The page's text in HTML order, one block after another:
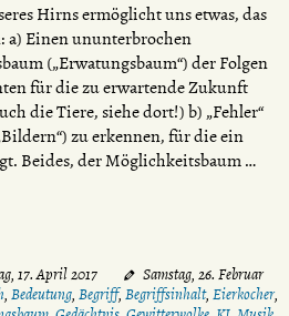
Hirns ermöglicht uns etwas, das
a) Einen ununterbrochen
(„Erwatungsbaum“) der Folgen
für die zu erwartende Zukunft
die Tiere, siehe dort!) b) „Fehler“
zu erkennen, für die ein
Beides, der Möglichkeitsbaum …
17. April 2017
Samstag, 26. Februar
, Bedeutung, Begriff, Begriffsinhalt, Eierkocher,